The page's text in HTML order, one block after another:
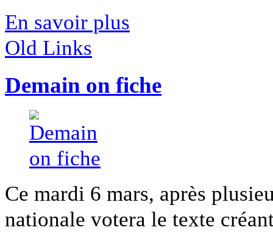
En savoir plus
Old Links
Demain on fiche
Ce mardi 6 mars, après
nationale votera le texte